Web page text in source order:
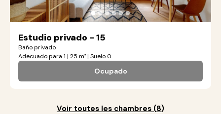
●●●●●●
Estudio privado - 15
Baño privado
Adecuado para 1 | 25 m² | Suelo 0
Ocupado
Voir toutes les chambres (8)